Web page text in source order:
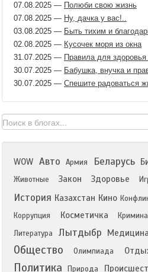
07.08.2025 — Полюби свою жизнь
07.08.2025 — Ну, дачка у вас!..
03.08.2025 — Быть тихим и
02.08.2025 — Кусочек моря из окна
31.07.2025 — Правила для
30.07.2025 — Бабушка, внучка и
30.07.2025 — Спешите радоваться
WOW Авто Армия Беларусь
Животные
Закон Здоровье
История Казахстан Кино
Коррупция Косметичка
Литература Лытдыбр Медицина
Общество Олимпиада
Политика Природа